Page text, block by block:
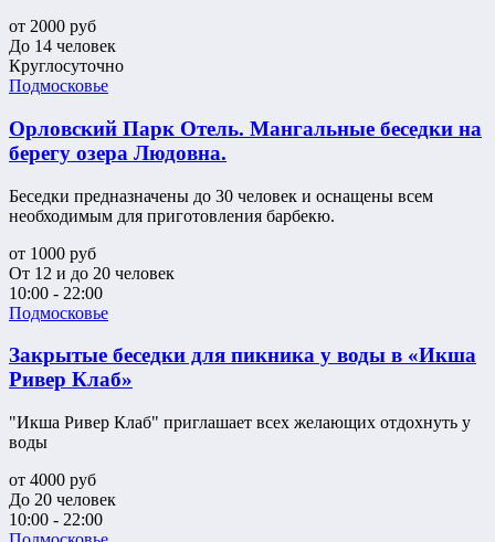
от 2000 руб
До 14 человек
Круглосуточно
Подмосковье
Орловский Парк Отель. Мангальные беседки на
берегу озера Людовна.
Беседки предназначены до 30 человек и оснащены всем
необходимым для приготовления барбекю.
от 1000 руб
От 12 и до 20 человек
10:00 - 22:00
Подмосковье
Закрытые беседки для пикника у воды в «Икша
Ривер Клаб»
"Икша Ривер Клаб" приглашает всех желающих отдохнуть у
воды
от 4000 руб
До 20 человек
10:00 - 22:00